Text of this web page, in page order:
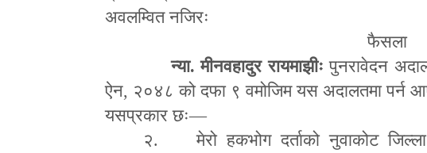
अवलम्वित नजिरः
फैसला
न्या. मीनवहादुर रायमाझीः पुनरावेदन
ऐन, २०४८ को दफा ९ वमोजिम यस अदालतमा पर्न
यसप्रकार छः—
२. मेरो हकभोग दर्ताको नुवाकोट